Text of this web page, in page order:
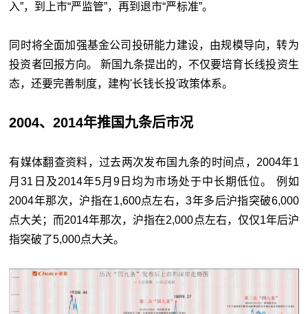
入”，到上市“严监管”，再到退市“严标准”。
同时将全面加强基金公司投研能力建设，由规模导向，转为
投资者回报方向。 新国九条提出的，不仅要培育长线投资生
态，还要完善制度，建构'长钱长投'政策体系。
2004、2014年推国九条后市况
有媒体翻查资料，过去两次发布国九条的时间点，2004年1
月31日及2014年5月9日均为市场处于中长期低位。 例如
2004年那次，沪指在1,600点左右，3年多后沪指突破6,000
点大关；而2014年那次，沪指在2,000点左右，仅仅1年后沪
指突破了5,000点大关。